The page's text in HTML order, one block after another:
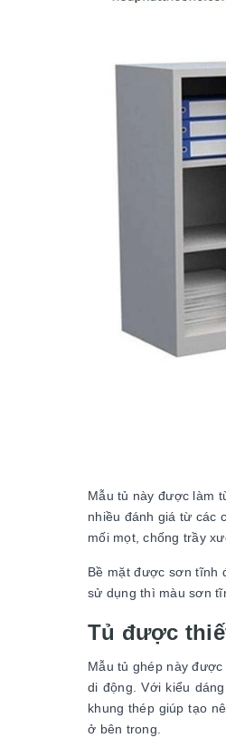
Mẫu tủ này được làm
nhiều đánh giá từ các
mối mọt, chống trầy
Bề mặt được sơn tĩnh
sử dụng thì màu sơn
Tủ được
Mẫu tủ ghép này
di động. Với kiểu
khung thép giúp tạo
ở bên trong.